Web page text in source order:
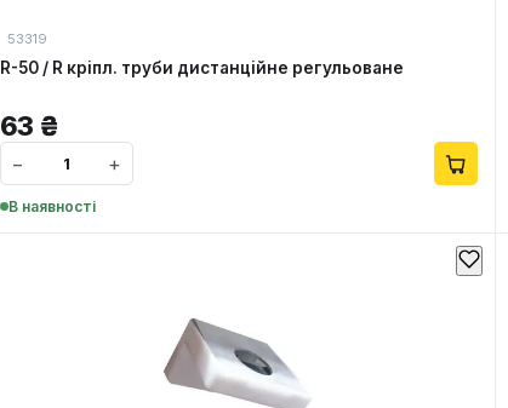
53319
R-50 / R кріпл. труби дистанційне регульоване
63 ₴
− +
В наявності